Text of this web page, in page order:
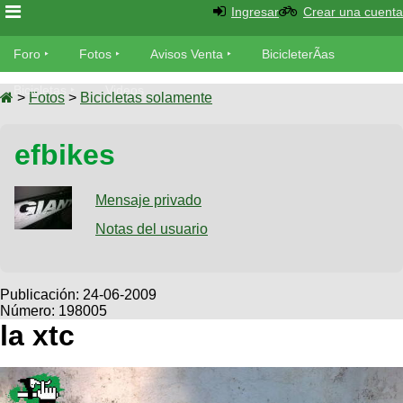
Foro
Foro
MecÃ¡nica
Fotos
SUBÃ
Galeria
Bicicletas
Viajes
Descenso
Dirt
Avisos
Ventas
SUBÃ
Buscar
Ultimos
Fotos
BicicleterÃ­
Bicicletas
Tandem
Videos
Cicloturismo
Ingresar Crear una cuenta
Foro Fotos Avisos Venta BicicleterÃ­as
Bicicletas Videos
> Fotos > Bicicletas solamente
efbikes
Mensaje privado
Notas del usuario
Publicación: 24-06-2009
Número: 198005
la xtc